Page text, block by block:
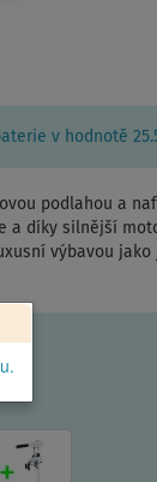
v hodnotě
podlahou a
a díky silnější
výbavou